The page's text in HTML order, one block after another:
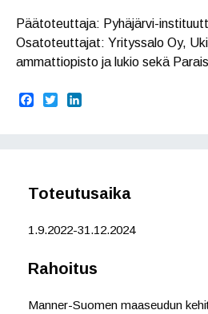
Päätoteuttaja: Pyhäjärvi-
Osatoteuttajat: Yrityssalo Oy,
ammattiopisto ja lukio sekä
o
k
n
Toteutusaika
1.9.2022-31.12.2024
Rahoitus
Manner-Suomen maaseudun